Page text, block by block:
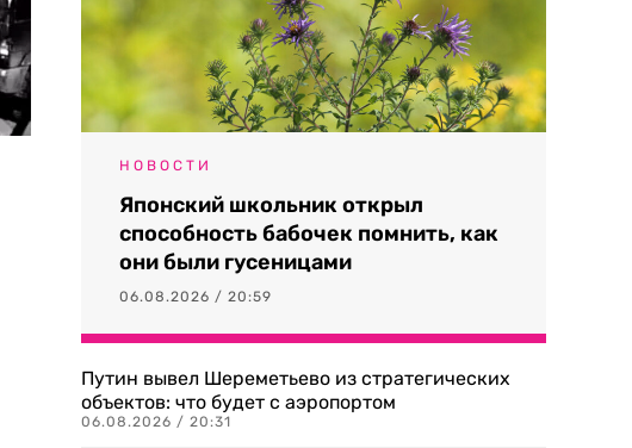
НОВОСТИ
Японский школьник открыл
способность бабочек помнить, как
они были гусеницами
06.08.2026 / 20:59
Путин вывел Шереметьево из стратегических
объектов: что будет с аэропортом
06.08.2026 / 20:31